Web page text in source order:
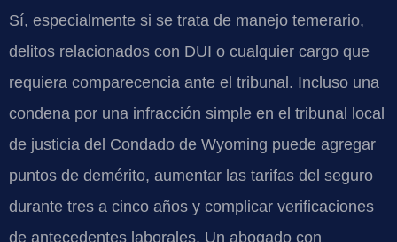
Sí, especialmente si se trata de manejo temerario,
delitos relacionados con DUI o cualquier cargo que
requiera comparecencia ante el tribunal. Incluso una
condena por una infracción simple en el tribunal local
de justicia del Condado de Wyoming puede agregar
puntos de demérito, aumentar las tarifas del seguro
durante tres a cinco años y complicar verificaciones
de antecedentes laborales. Un abogado con